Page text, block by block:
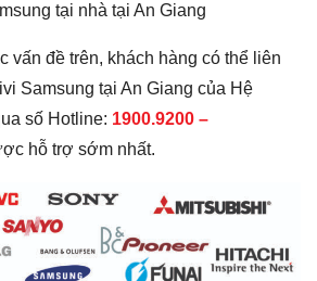
tại nhà tại An Giang
vấn đề trên, khách hàng có thể liên
Samsung tại An Giang của Hệ
số Hotline: 1900.9200 –
hỗ trợ sớm nhất.